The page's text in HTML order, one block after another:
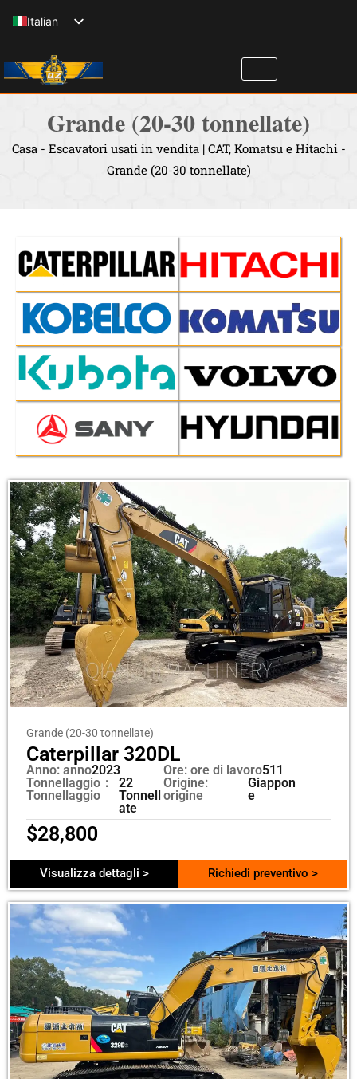
contenuto
Italian
English
Spanish
Russian
German
Grande (20-30 tonnellate)
Casa- Escavatori usati in vendita | CAT, Komatsu e Hitachi-
Grande (20-30 tonnellate)
Grande (20-30 tonnellate)
Caterpillar 320DL
Anno: anno2023
Tonnellaggio：
Tonnellaggio
22
Tonnell
ate
Ore: ore di lavoro511
Origine:
origine
Giappon
e
$28,800
Visualizza dettagli > Richiedi preventivo >